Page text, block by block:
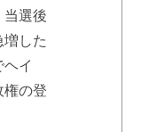
選後
した
イ
権の登